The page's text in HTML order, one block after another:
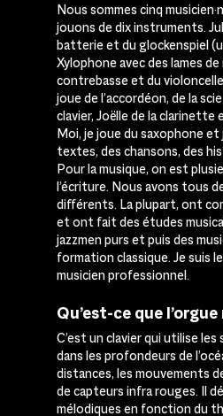
Nous sommes cinq
jouons de dix instruments.
batterie et du glockenspiel
Xylophone avec des lames
contrebasse et du
joue de l’accordéon, de la
clavier, Joëlle de la clarinette
Moi, je joue du saxophone et
textes, des chansons, des
Pour la musique, on est
l’écriture. Nous avons tous
différents. La plupart, ont
et ont fait des études
jazzmen purs et puis des
formation classique. Je suis
musicien professionnel.
Qu’est-ce que
C’est un clavier qui utilise
dans les profondeurs de
distances, les mouvements
de capteurs infra rouges. Il
mélodiques en fonction du